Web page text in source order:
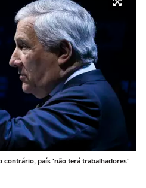
contrário, país 'não terá trabalhadores'